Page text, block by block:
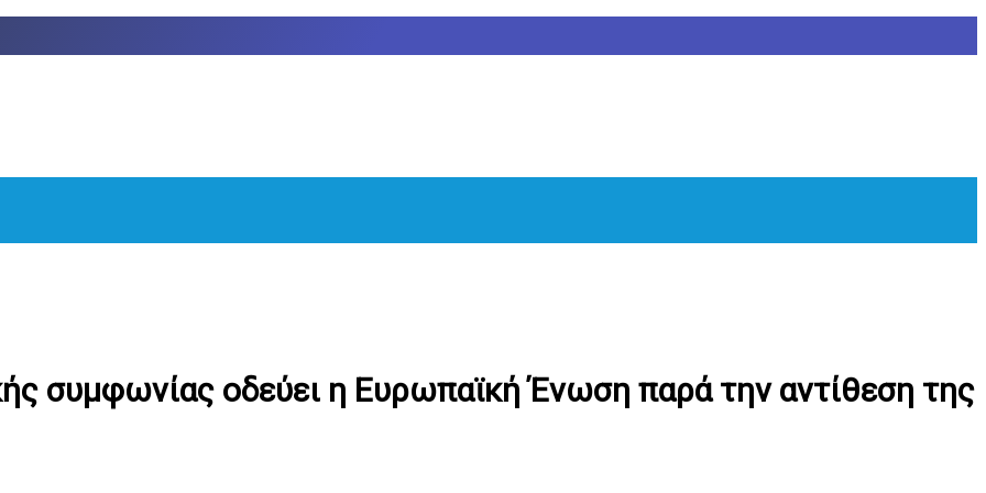
συμφωνίας οδεύει η Ευρωπαϊκή Ένωση παρά την αντίθεση της